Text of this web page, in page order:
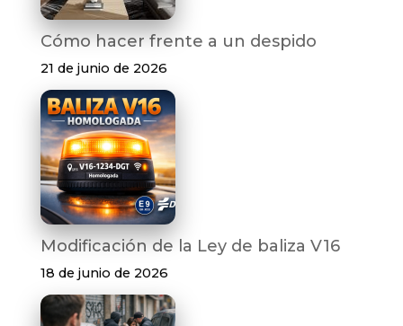
Cómo hacer frente a un despido
21 de junio de 2026
Modificación de la Ley de baliza V16
18 de junio de 2026